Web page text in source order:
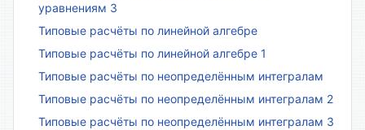
уравнениям 3
Типовые расчёты по линейной алгебре
Типовые расчёты по линейной алгебре 1
Типовые расчёты по неопределённым интегралам
Типовые расчёты по неопределённым интегралам 2
Типовые расчёты по неопределённым интегралам 3